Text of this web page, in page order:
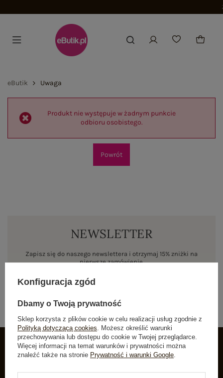
eButik Uwaga
Produkt nie występuje w żadnym punkcie
odbioru osobistego.
Powrót
NEWSLETTER
Zapisz się do naszego newslettera i otrzymaj 15% zniżki na
pierwsze zamówienie
INFORMACJE O BUTIK
Konfiguracja zgód
Dbamy o Twoją prywatność
Sklep korzysta z plików cookie w celu realizacji usług zgodnie z
Polityką dotyczącą cookies. Możesz określić warunki
przechowywania lub dostępu do cookie w Twojej przeglądarce.
Więcej informacji na temat warunków i prywatności można
znaleźć także na stronie Prywatność i warunki Google.